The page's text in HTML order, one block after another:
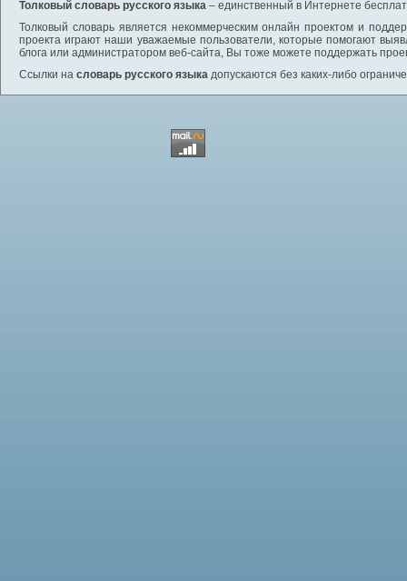
Толковый словарь русского языка – единственный в Интернете
Толковый словарь является некоммерческим онлайн проектом и
проекта играют наши уважаемые пользователи, которые помогают
блога или администратором веб-сайта, Вы тоже можете поддержать
Ссылки на словарь русского языка допускаются без каких-либо